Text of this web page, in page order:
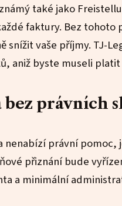
také jako
faktury. Bez
snížit vaše příjmy. TJ-
aniž byste museli
právních
nenabízí právní
přiznání bude
a minimální